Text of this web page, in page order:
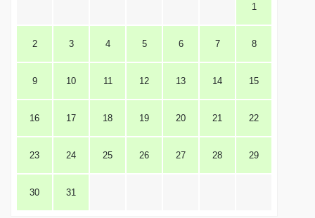
1
2 3 4 5 6 7 8
9 10 11 12 13 14 15
16 17 18 19 20 21 22
23 24 25 26 27 28 29
30 31